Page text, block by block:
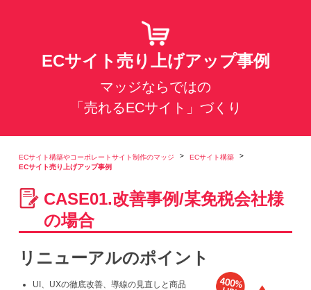
ECサイト売り上げアップ事例
マッジならではの
「売れるECサイト」づくり
ECサイト構築やコーポレートサイト制作のマッジ
ECサイト構築
ECサイト売り上げアップ事例
CASE01.改善事例/某免税会社様
の場合
リニューアルのポイント
UI、UXの徹底改善、導線の見直しと商品